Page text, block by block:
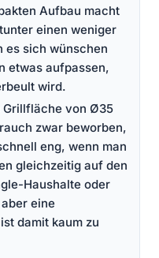
Aufbau macht
einen weniger
es sich wünschen
etwas aufpassen,
wird.
Grillfläche von Ø35
zwar beworben,
eng, wenn man
gleichzeitig auf den
Haushalte oder
eine
damit kaum zu